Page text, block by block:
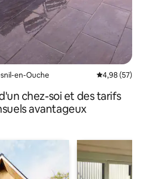
en-Ouche Évaluation
4,98 (57)
chez-soi et des tarifs
avantageux